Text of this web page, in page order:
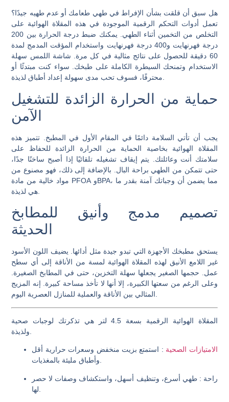
هل سبق أن قلقت بشأن الإفراط في طهي طعامك أو عدم طهيه جيدًا؟
تعمل أدوات التحكم الرقمية الموجودة في هذه المقلاة الهوائية على
التخلص من التخمين أثناء الطهي. يمكنك ضبط درجة الحرارة بين 200
درجة فهرنهايت و400 درجة فهرنهايت واستخدام المؤقت المدمج لمدة
60 دقيقة للحصول على نتائج مثالية في كل مرة. شاشة اللمس سهلة
الاستخدام وتمنحك السيطرة الكاملة على طبخك. سواء كنت مبتدئًا أو
محترفًا، فسوف تحب مدى سهولة إعداد أطباق لذيذة.
حماية من الحرارة الزائدة للتشغيل
الآمن
يجب أن تأتي السلامة دائمًا في المقام الأول في المطبخ. تتميز هذه
المقلاة الهوائية بخاصية الحماية من الحرارة الزائدة للحفاظ على
سلامتك أنت وعائلتك. يتم إيقاف تشغيله تلقائيًا إذا أصبح ساخنًا جدًا،
حتى تتمكن من الطهي براحة البال. بالإضافة إلى ذلك، فهو مصنوع من
مواد خالية من مادة PFOA وBPA، مما يضمن أن وجباتك آمنة بقدر ما
تصميم مدمج وأنيق للمطابخ
الحديثة
يستحق مطبخك الأجهزة التي تبدو جيدة مثل أدائها. يضيف اللون الأسود
غير اللامع الأنيق لهذه المقلاة الهوائية لمسة من الأناقة إلى أي سطح
عمل. حجمها الصغير يجعلها سهلة التخزين، حتى في المطابخ الصغيرة.
وعلى الرغم من سعتها الكبيرة، إلا أنها لا تأخذ مساحة كبيرة. إنه المزيج
المثالي بين الأناقة والعملية للمنازل العصرية اليوم.
المقلاة الهوائية الرقمية بسعة 4.5 لتر هي تذكرتك لوجبات صحية
الامتيازات الصحية : استمتع بزيت منخفض وسعرات حرارية أقل
وأطباق مليئة بالمغذيات.
راحة : طهي أسرع، وتنظيف أسهل، واستكشاف وصفات لا حصر